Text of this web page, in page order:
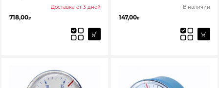
Доставка от 3 дней
718,00₽
В наличии
147,00₽